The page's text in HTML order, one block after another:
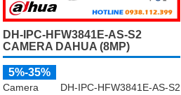
DH-IPC-HFW3841E-AS-S2
CAMERA DAHUA (8MP)
5%-35%
Camera DH-IPC-HFW3841E-AS-S2